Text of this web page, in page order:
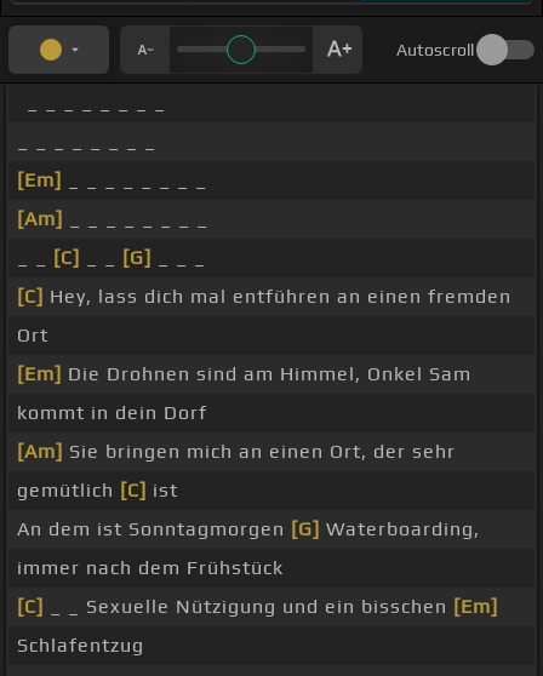
Autoscroll
[Em]
[Am]
[C] [G]
[C] Hey, lass dich mal entführen an einen fremden
Ort
[Em] Die Drohnen sind am Himmel, Onkel Sam
kommt in dein Dorf
[Am] Sie bringen mich an einen Ort, der sehr
gemütlich [C] ist
An dem ist Sonntagmorgen [G] Waterboarding,
immer nach dem Frühstück
[C]
_ _ Sexuelle Nützigung und ein bisschen [Em]
Schlafentzug